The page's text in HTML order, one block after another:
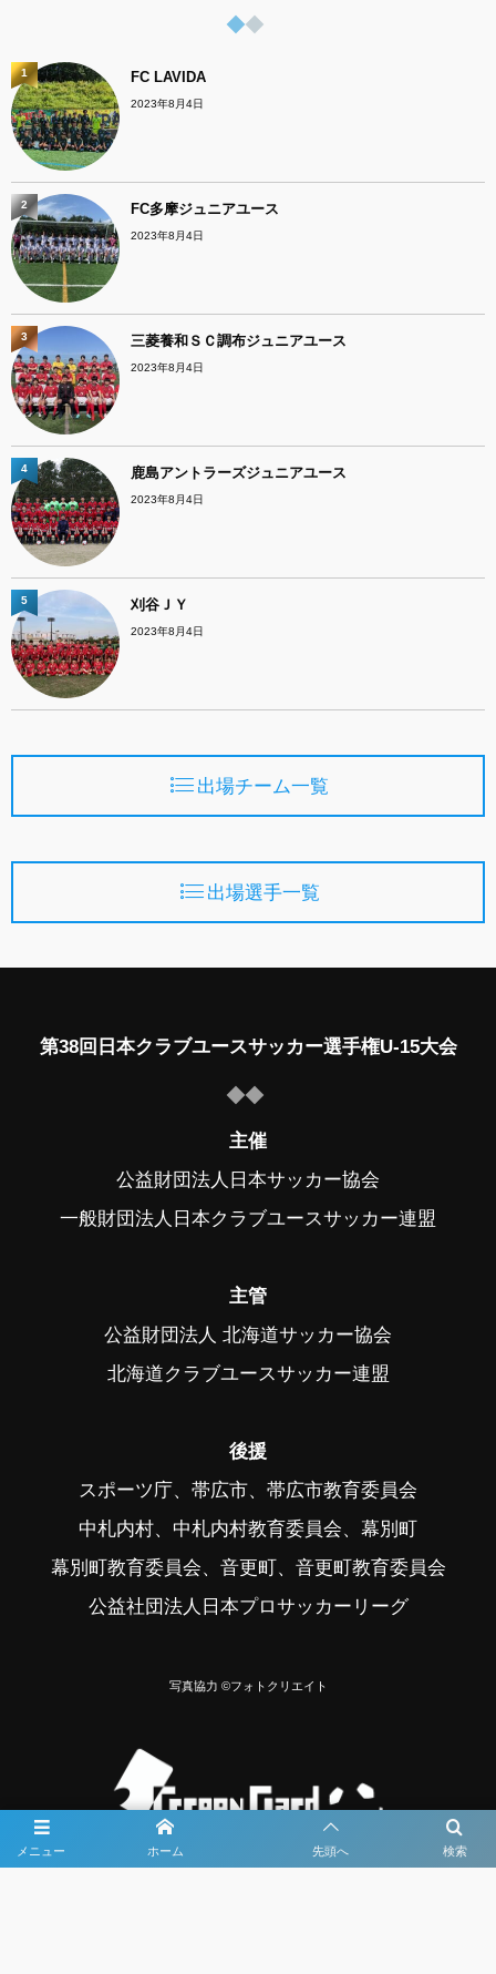
FC LAVIDA
2023年8月4日
1
FC多摩ジュニアユース
2023年8月4日
2
三菱養和ＳＣ調布ジュニアユース
2023年8月4日
3
鹿島アントラーズジュニアユース
2023年8月4日
4
刈谷ＪＹ
2023年8月4日
5
出場チーム一覧
出場選手一覧
メニュー 検索
ホーム 先頭へ
第38回日本クラブユースサッカー選手権U-15大会
主催
公益財団法人日本サッカー協会
一般財団法人日本クラブユースサッカー連盟
主管
公益財団法人 北海道サッカー協会
北海道クラブユースサッカー連盟
後援
スポーツ庁、帯広市、帯広市教育委員会
中札内村、中札内村教育委員会、幕別町
幕別町教育委員会、音更町、音更町教育委員会
公益社団法人日本プロサッカーリーグ
写真協力 ©フォトクリエイト